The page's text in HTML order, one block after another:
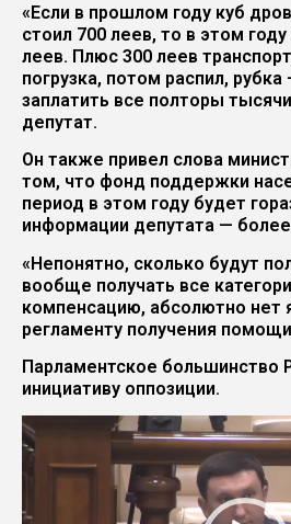
«Если в прошлом году куб
стоил 700 леев, то в этом
леев. Плюс 300 леев
погрузка, потом распил,
заплатить все полторы
депутат.
Он также привел слова
том, что фонд поддержки
период в этом году будет
информации депутата —
«Непонятно, сколько будут
вообще получать все
компенсацию, абсолютно нет
регламенту получения
Парламентское большинство
инициативу оппозиции.
Видеоплеер